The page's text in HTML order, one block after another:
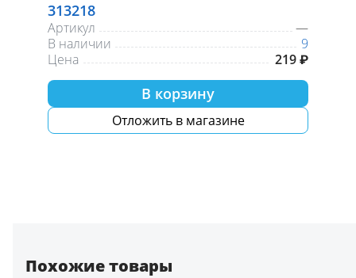
313218
Артикул
—
В наличии
9
Цена
219 ₽
В корзину
Отложить в магазине
Похожие товары